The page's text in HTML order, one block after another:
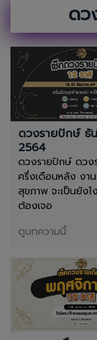
ดว
ดวงรายปักษ์ ธั
2564
ดวงรายปักษ์ ดวง
ครึ่งเดือนหลัง งา
สุขภาพ จะเป็นยังไ
ต้องเจอ
ดูบทความนี้